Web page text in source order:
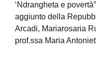
‘Ndrangheta e
aggiunto della
Arcadi, Mariarosaria
prof.ssa Maria